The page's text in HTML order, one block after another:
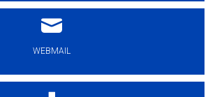
WEBMAIL